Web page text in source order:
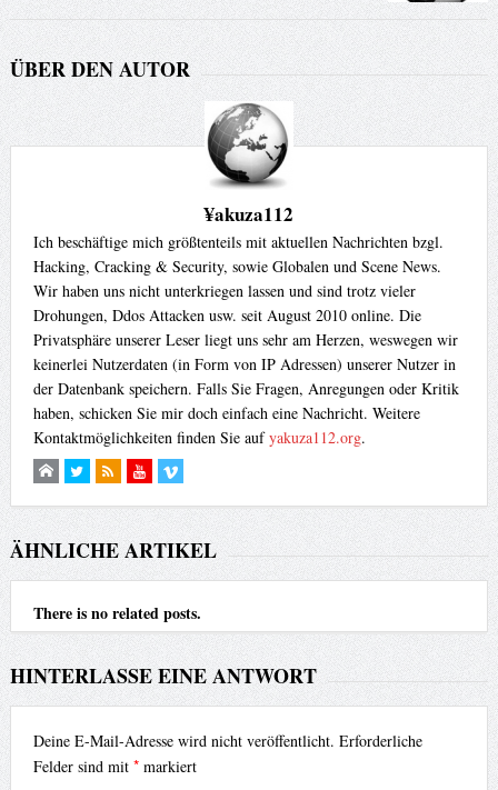
ÜBER DEN AUTOR
¥akuza112
Ich beschäftige mich größtenteils mit aktuellen Nachrichten bzgl.
Hacking, Cracking & Security, sowie Globalen und Scene News.
Wir haben uns nicht unterkriegen lassen und sind trotz vieler
Drohungen, Ddos Attacken usw. seit August 2010 online. Die
Privatsphäre unserer Leser liegt uns sehr am Herzen, weswegen wir
keinerlei Nutzerdaten (in Form von IP Adressen) unserer Nutzer in
der Datenbank speichern. Falls Sie Fragen, Anregungen oder Kritik
haben, schicken Sie mir doch einfach eine Nachricht. Weitere
Kontaktmöglichkeiten finden Sie aufyakuza112.org.
ÄHNLICHE ARTIKEL
There is no related posts.
HINTERLASSE EINE ANTWORT
Deine E-Mail-Adresse wird nicht veröffentlicht. Erforderliche
Felder sind mit *markiert